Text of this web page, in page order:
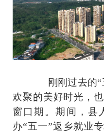
刚刚过去的
欢聚的美好时光，
窗口期。期间，县
办“五一”返乡就业